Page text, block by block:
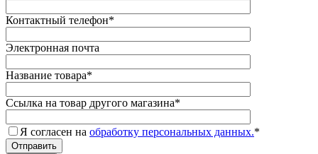
Контактный телефон*
Электронная почта
Название товара*
Ссылка на товар другого магазина*
Я согласен на обработку персональных данных.*